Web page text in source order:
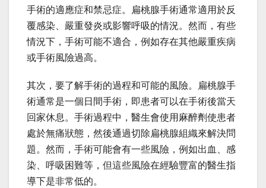
手術的適應症和禁忌症。扁桃腺手術通常適用於反
覆感染、嚴重發炎或影響呼吸的情況。然而，有些
情況下，手術可能不適合，例如存在其他嚴重疾病
或手術風險過高。
其次，要了解手術的過程和可能的風險。扁桃腺手
術通常是一個日間手術，即患者可以在手術後當天
回家休息。手術過程中，醫生會使用麻醉劑使患者
處於無痛狀態，然後通過切除扁桃腺組織來解決問
題。然而，手術可能會有一些風險，例如出血、感
染、呼吸困難等，但這些風險在經驗豐富的醫生指
導下是非常低的。